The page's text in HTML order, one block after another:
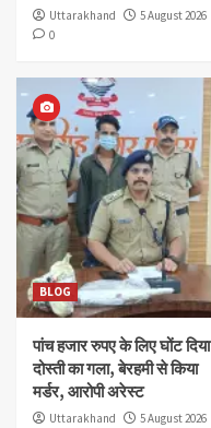
Uttarakhand
5 August 2026
0
BLOG
पांच हजार रुपए के लिए घोंट दिया
दोस्ती का गला, बेरहमी से किया
मर्डर, आरोपी अरेस्ट
Uttarakhand
5 August 2026